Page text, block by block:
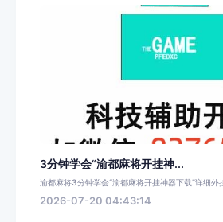
3分钟学会“渝都麻将开挂神...
渝都麻将3分钟学会“渝都麻将开挂神器下载”详细外
2026-07-20 04:43:14